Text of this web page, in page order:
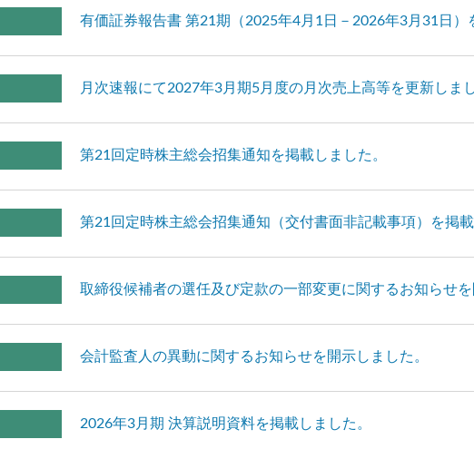
有価証券報告書 第21期（2025年4月1日－2026年3月31日）
月次速報にて2027年3月期5月度の月次売上高等を更新しまし
第21回定時株主総会招集通知を掲載しました。
第21回定時株主総会招集通知（交付書面非記載事項）を掲載
取締役候補者の選任及び定款の一部変更に関するお知らせを
会計監査人の異動に関するお知らせを開示しました。
2026年3月期 決算説明資料を掲載しました。